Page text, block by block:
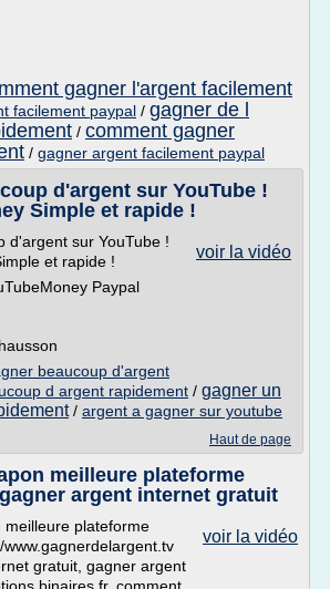
gagner l'argent facilement
facilement paypal / gagner de l
/ comment gagner
/ gagner argent facilement paypal
d'argent sur YouTube !
Simple et rapide !
voir la vidéo
d'argent sur YouTube !
et rapide !
Paypal
beaucoup d'argent
d argent rapidement / gagner un
/ argent a gagner sur youtube
Haut de page
meilleure plateforme
argent internet gratuit
voir la vidéo
meilleure plateforme
gratuit, gagner argent